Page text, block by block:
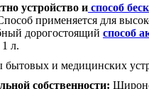
устройство и способ
применяется для
дорогостоящий способ
л.
бытовых и медицинских
собственности: